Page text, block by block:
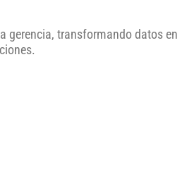
gerencia, transformando datos en